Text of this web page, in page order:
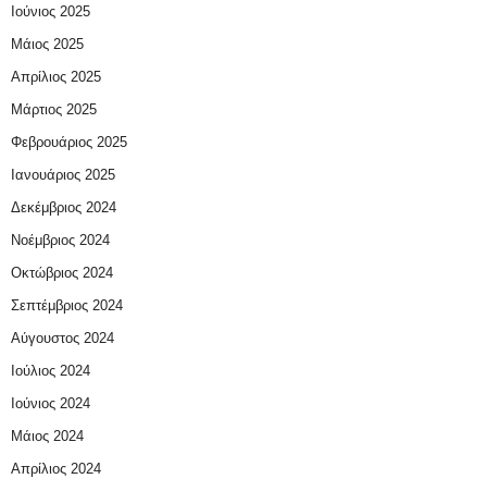
Ιούνιος 2025
Μάιος 2025
Απρίλιος 2025
Μάρτιος 2025
Φεβρουάριος 2025
Ιανουάριος 2025
Δεκέμβριος 2024
Νοέμβριος 2024
Οκτώβριος 2024
Σεπτέμβριος 2024
Αύγουστος 2024
Ιούλιος 2024
Ιούνιος 2024
Μάιος 2024
Απρίλιος 2024